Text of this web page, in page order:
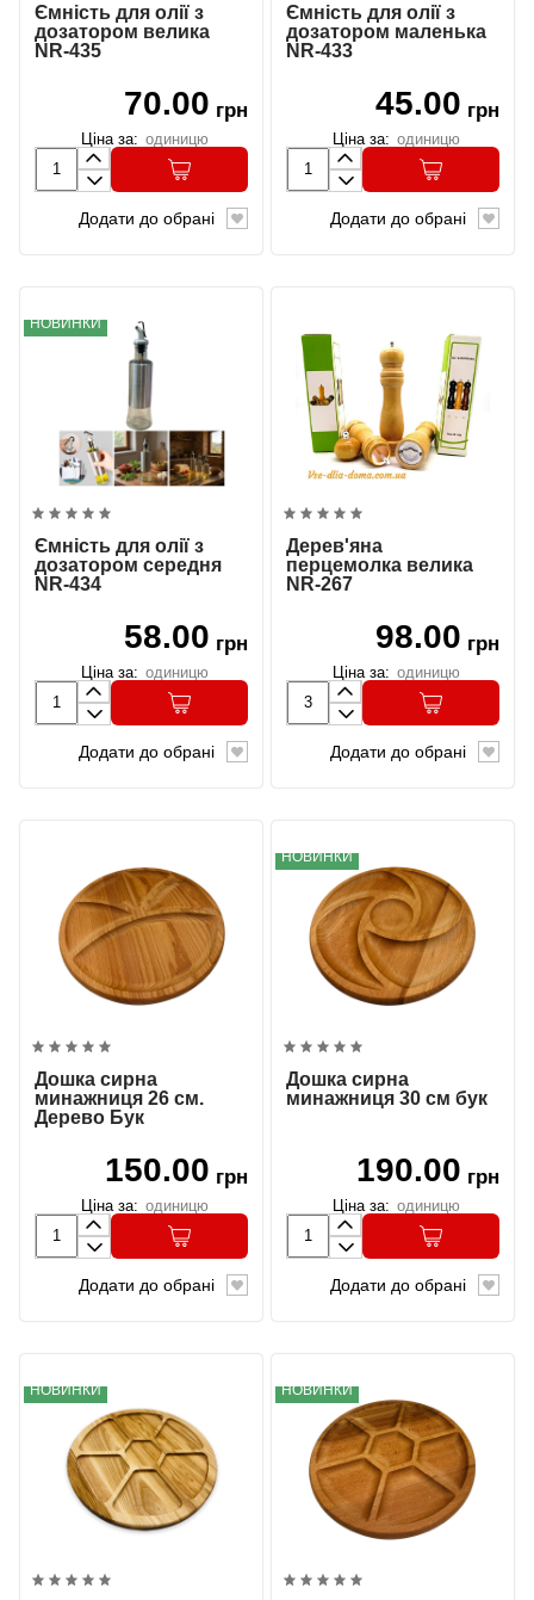
Ємність для олії з
дозатором велика
NR-435
70.00 грн
Ціна за: одиницю
Додати до обрані
Ємність для олії з
дозатором маленька
NR-433
45.00 грн
Ціна за: одиницю
Додати до обрані
НОВИНКИ
Ємність для олії з
дозатором середня
NR-434
58.00 грн
Ціна за: одиницю
Додати до обрані
Дерев'яна
перцемолка велика
NR-267
98.00 грн
Ціна за: одиницю
Додати до обрані
Дошка сирна
минажниця 26 см.
Дерево Бук
150.00 грн
Ціна за: одиницю
Додати до обрані
НОВИНКИ
Дошка сирна
минажниця 30 см бук
190.00 грн
Ціна за: одиницю
Додати до обрані
НОВИНКИ НОВИНКИ